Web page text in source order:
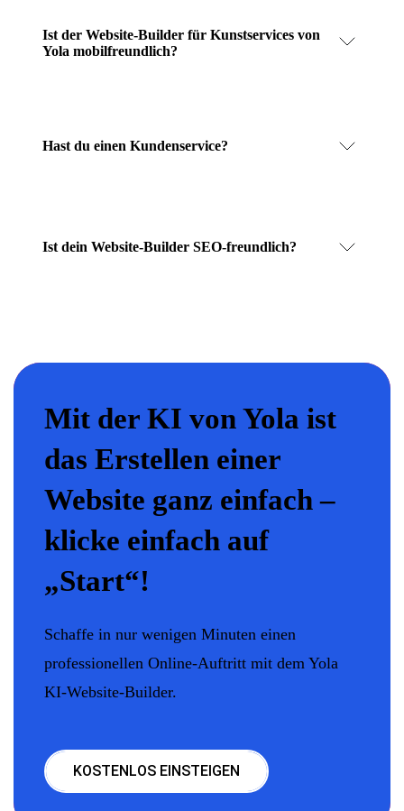
Ist der Website-Builder für Kunstservices von
Yola mobilfreundlich?
Hast du einen Kundenservice?
Ist dein Website-Builder SEO-freundlich?
Mit der KI von Yola ist
das Erstellen einer
Website ganz einfach –
klicke einfach auf
„Start“!
Schaffe in nur wenigen Minuten einen
professionellen Online-Auftritt mit dem Yola
KI-Website-Builder.
KOSTENLOS EINSTEIGEN